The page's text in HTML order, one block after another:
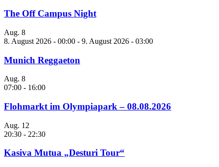
The Off Campus Night
Aug. 8
8. August 2026 - 00:00 - 9. August 2026 - 03:00
Munich Reggaeton
Aug. 8
07:00 - 16:00
Flohmarkt im Olympiapark – 08.08.2026
Aug. 12
20:30 - 22:30
Kasiva Mutua „Desturi Tour“